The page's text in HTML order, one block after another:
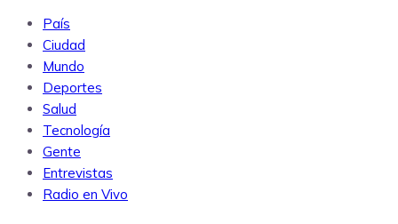
País
Ciudad
Mundo
Deportes
Salud
Tecnología
Gente
Entrevistas
Radio en Vivo